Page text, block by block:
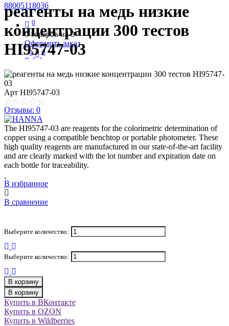
88005118036
0
0 товаров на0
Оформить заказ
0 0
реагенты на медь низкие
концентрации 300 тестов
HI95747-03
Арт HI95747-03
Отзывы: 0
The HI95747-03 are reagents for the colorimetric determination of
copper using a compatible benchtop or portable photometer. These
high quality reagents are manufactured in our state-of-the-art facility
and are clearly marked with the lot number and expiration date on
each bottle for traceability.
В избранное
В сравнение
Выберите количество:
Выберите количество:
В корзину
В корзину
Купить в ВКонтакте
Купить в OZON
Купить в Wildberries